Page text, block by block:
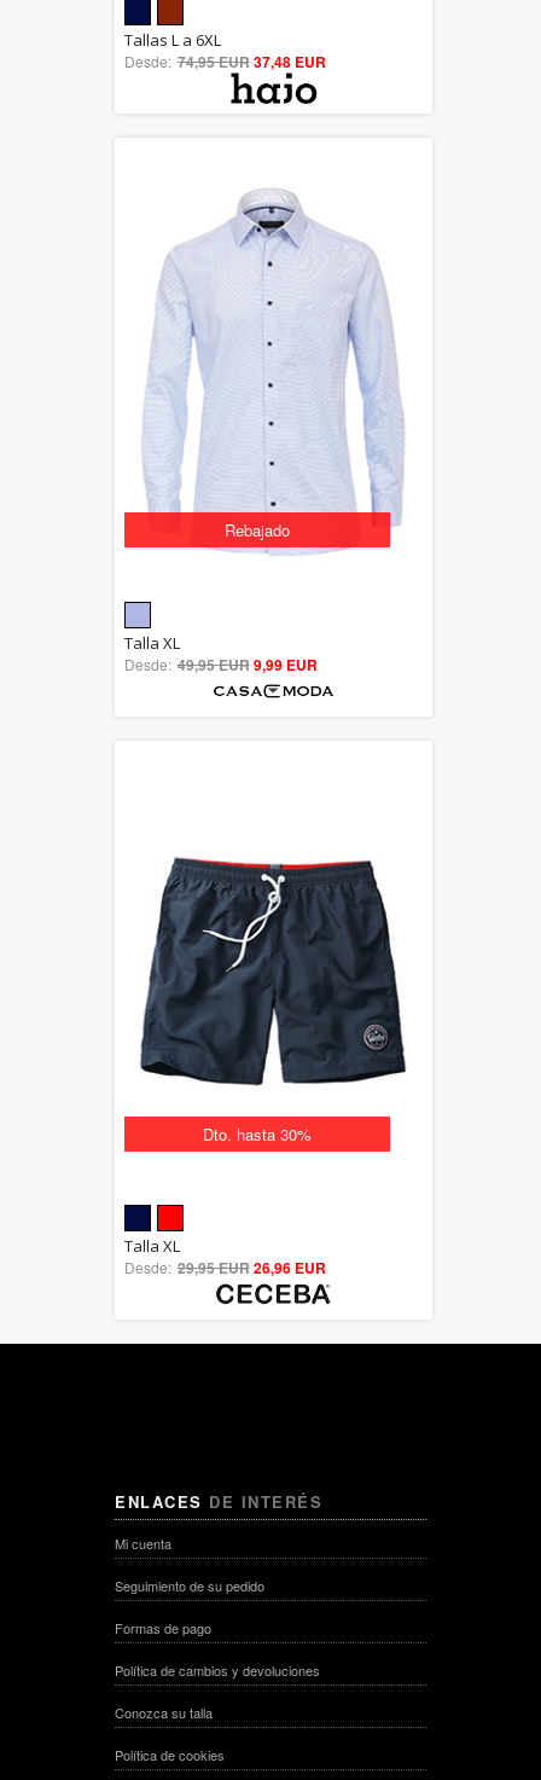
out of 5
Tallas L a 6XL
Desde: 74,95 EUR37,48 EUR
Rebajado
out of 5
Talla XL
Desde: 49,95 EUR9,99 EUR
Dto. hasta 30%
out of 5
Talla XL
Desde: 29,95 EUR26,96 EUR
ENLACES DE INTERÉS
Mi cuenta
Seguimiento de su pedido
Formas de pago
Política de cambios y devoluciones
Conozca su talla
Política de cookies